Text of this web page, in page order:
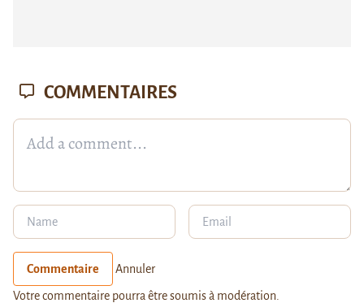
COMMENTAIRES
Commentaire Annuler
Votre commentaire pourra être soumis à modération.